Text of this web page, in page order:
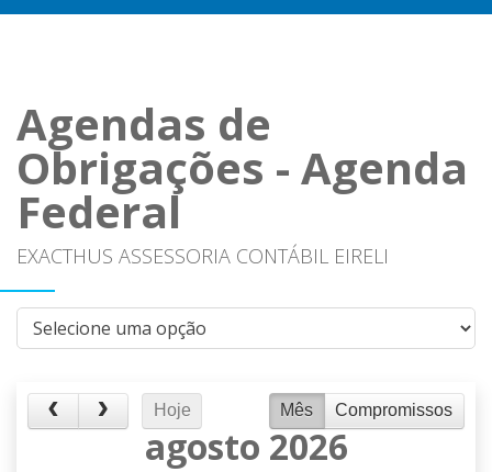
Agendas de
Obrigações - Agenda
Federal
EXACTHUS ASSESSORIA CONTÁBIL EIRELI
Hoje Mês Compromissos
agosto 2026